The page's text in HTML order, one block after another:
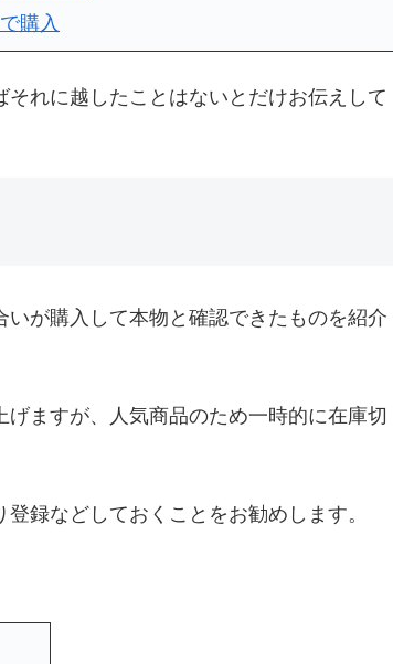
購入
れに越したことはないとだけお伝えして
が購入して本物と確認できたものを紹介
ますが、人気商品のため一時的に在庫切
録などしておくことをお勧めします。